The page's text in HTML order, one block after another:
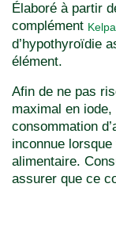
Élaboré à partir
complément
d’hypothyroïdie
élément.
Afin de ne pas
maximal en
consommation
inconnue
alimentaire.
assurer que ce